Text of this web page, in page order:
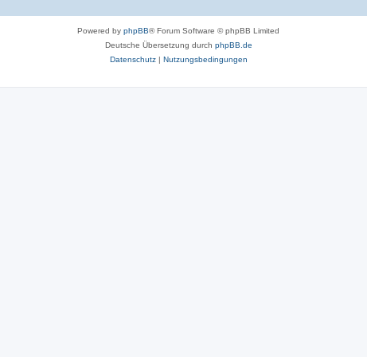
Powered by phpBB® Forum Software © phpBB Limited
Deutsche Übersetzung durch phpBB.de
Datenschutz| Nutzungsbedingungen